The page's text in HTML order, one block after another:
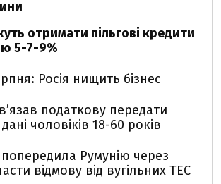
отримати пільгові кредити
5-7-9%
Росія нищить бізнес
податкову передати
чоловіків 18-60 років
попередила Румунію через
відмову від вугільних ТЕС